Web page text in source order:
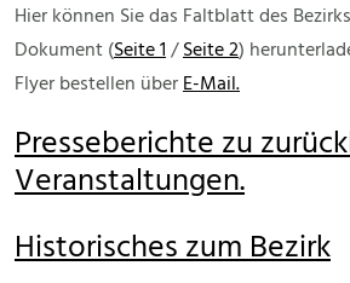
Hier können Sie das Faltblatt des
Dokument (Seite 1/Seite 2)
Flyer bestellen überE-Mail.
Presseberichte zu
Veranstaltungen.
Historisches zum Bezirk